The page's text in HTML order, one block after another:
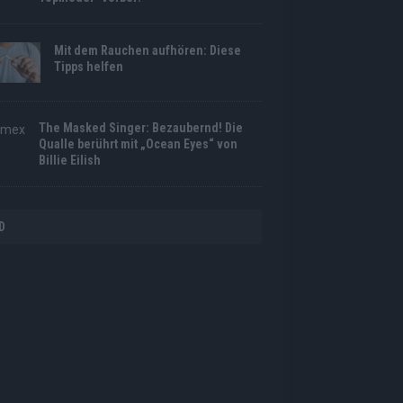
Mit dem Rauchen aufhören: Diese
Tipps helfen
The Masked Singer: Bezaubernd! Die
Qualle berührt mit „Ocean Eyes“ von
Billie Eilish